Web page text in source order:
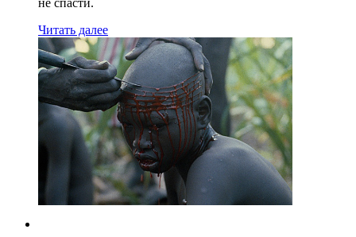
не спасти.
Читать далее